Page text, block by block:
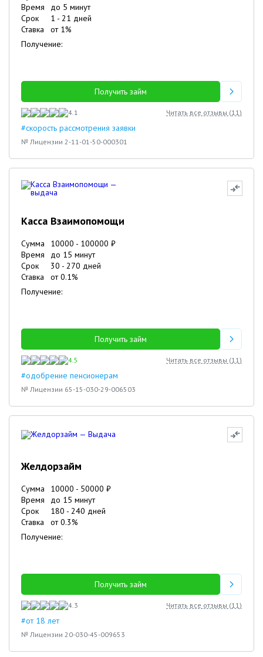
Время
до 5 минут
Срок
1 - 21 дней
Ставка
от 1%
Получение:
Получить займ
4.1 Читать все отзывы (11)
#скорость рассмотрения заявки
№ Лицензии 2-11-01-50-000301
Касса Взаимопомощи
Сумма 10000 - 100000 ₽
Время
до 15 минут
Срок
30 - 270 дней
Ставка
от0.1%
Получение:
Получить займ
4.5 Читать все отзывы (11)
#одобрение пенсионерам
№ Лицензии 65-15-030-29-006503
Желдорзайм
Сумма 10000 - 50000 ₽
Время
до 15 минут
Срок
180 - 240 дней
Ставка
от0.3%
Получение:
Получить займ
4.3 Читать все отзывы (11)
#от 18 лет
№ Лицензии 20-030-45-009653
05.02.2024